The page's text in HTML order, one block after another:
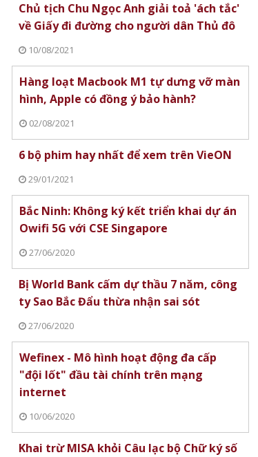
Chủ tịch Chu Ngọc Anh giải toả 'ách tắc'
về Giấy đi đường cho người dân Thủ đô
10/08/2021
Hàng loạt Macbook M1 tự dưng vỡ màn
hình, Apple có đồng ý bảo hành?
02/08/2021
6 bộ phim hay nhất để xem trên VieON
29/01/2021
Bắc Ninh: Không ký kết triển khai dự án
Owifi 5G với CSE Singapore
27/06/2020
Bị World Bank cấm dự thầu 7 năm, công
ty Sao Bắc Đẩu thừa nhận sai sót
27/06/2020
Wefinex - Mô hình hoạt động đa cấp
"đội lốt" đầu tài chính trên mạng
internet
10/06/2020
Khai trừ MISA khỏi Câu lạc bộ Chữ ký số